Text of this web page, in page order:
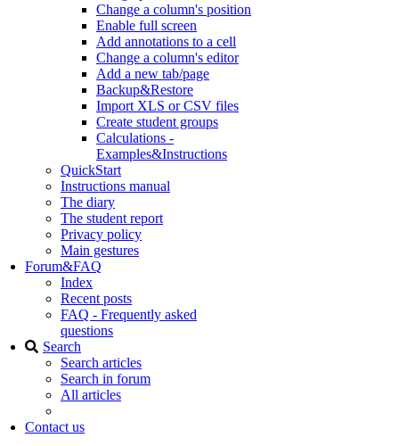
Change a column's position
Enable full screen
Add annotations to a cell
Change a column's editor
Add a new tab/page
Backup&Restore
Import XLS or CSV files
Create student groups
Calculations -
Examples&Instructions
QuickStart
Instructions manual
The diary
The student report
Privacy policy
Main gestures
Forum&FAQ
Index
Recent posts
FAQ - Frequently asked
questions
Search
Search articles
Search in forum
All articles
Contact us